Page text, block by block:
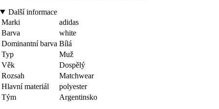
Další informace
Marki
adidas
Barva
white
Dominantní barva Bílá
Typ
Muž
Věk
Dospělý
Rozsah
Matchwear
Hlavní materiál
polyester
Tým
Argentinsko